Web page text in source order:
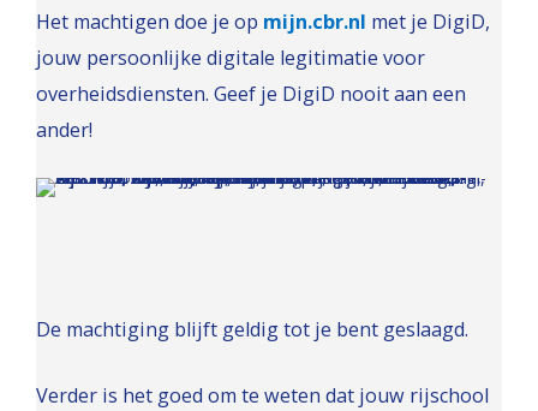
Het machtigen doe je op mijn.cbr.nl met je DigiD,
jouw persoonlijke digitale legitimatie voor
overheidsdiensten. Geef je DigiD nooit aan een
ander!
De machtiging blijft geldig tot je bent geslaagd.
Verder is het goed om te weten dat jouw rijschool